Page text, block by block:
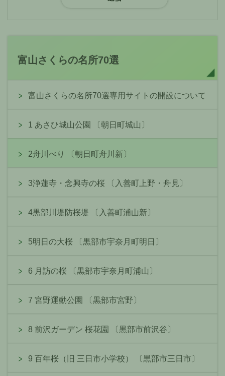
富山さくらの名所70選
富山さくらの名所70選専用サイトの開設について
1 あさひ城山公園 〔朝日町城山〕
2舟川べり 〔朝日町舟川新〕
3浄蓮寺・念興寺の桜 〔入善町上野・舟見〕
4黒部川堤防桜堤 〔入善町浦山新〕
5明日の大桜 〔黒部市宇奈月町明日〕
6 月訪の桜 〔黒部市宇奈月町浦山〕
7 宮野運動公園 〔黒部市宮野〕
8 前沢ガーデン 桜花園 〔黒部市前沢谷〕
9 百年桜（旧 三日市小学校） 〔黒部市三日市〕